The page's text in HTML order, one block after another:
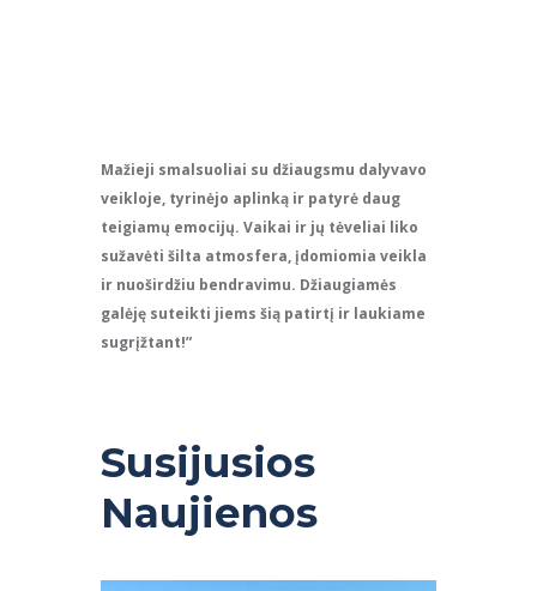
Mažieji smalsuoliai su džiaugsmu dalyvavo
veikloje, tyrinėjo aplinką ir patyrė daug
teigiamų emocijų. Vaikai ir jų tėveliai liko
sužavėti šilta atmosfera, įdomiomia veikla
ir nuoširdžiu bendravimu. Džiaugiamės
galėję suteikti jiems šią patirtį ir laukiame
sugrįžtant!”
Susijusios
Naujienos